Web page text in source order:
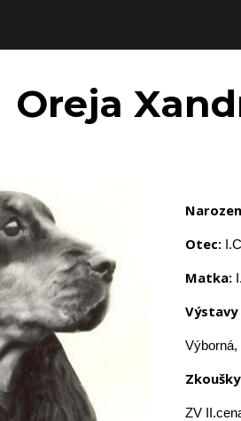
Oreja
Otec:
Matka:
Výstavy
Výborná,
Zkoušky
ZV